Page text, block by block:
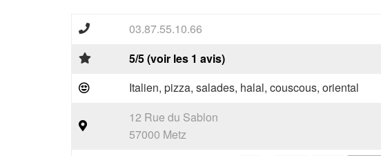
03.87.55.10.66
5/5 (voir les 1 avis)
Italien, pizza, salades, halal, couscous, oriental
12 Rue du Sablon
57000 Metz